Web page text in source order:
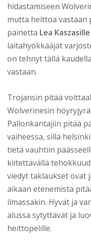
hidastamiseen
mutta heittoa vastaan
painetta Lea Kaszasille
laitahyökkääjät
on tehnyt tällä
vastaan.
Trojansin pitää
Wolverinesin
Pallonkantajiin pitää
vaiheessa, sillä
tietä vauhtiin
kiitettävällä
viedyt taklaukset ovat
aikaan etenemistä
ilmassakin. Hyvät ja
alussa sytyttävät ja
heittopelille.